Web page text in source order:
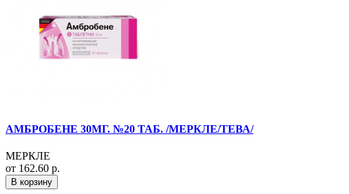
АМБРОБЕНЕ 30МГ. №20 ТАБ. /МЕРКЛЕ/ТЕВА/
МЕРКЛЕ
от 162.60 р.
В корзину